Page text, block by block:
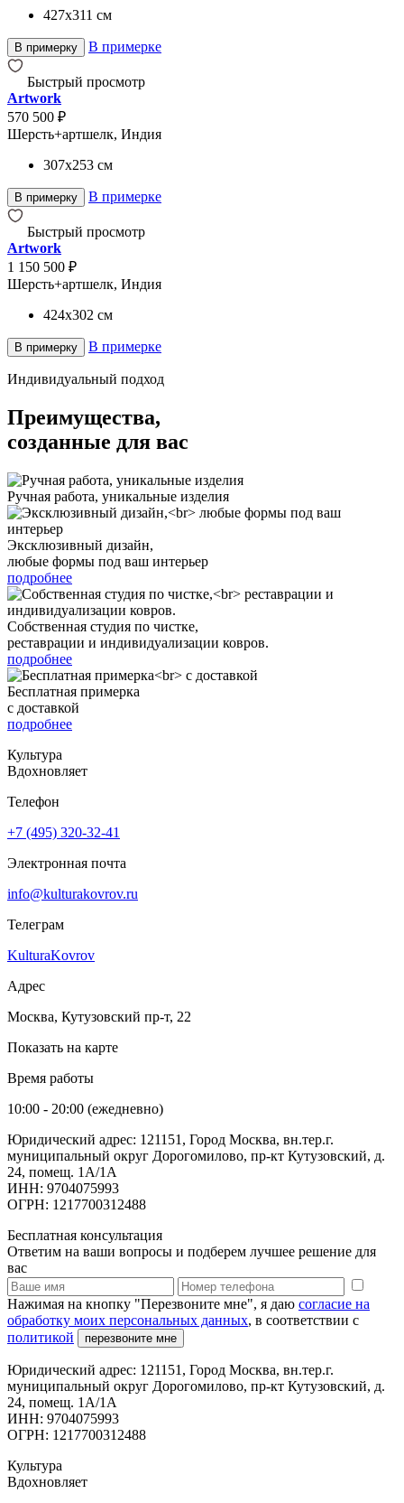
427x311 см
В примерку В примерке
Быстрый просмотр
Artwork
570 500 ₽
Шерсть+артшелк, Индия
307x253 см
В примерку В примерке
Быстрый просмотр
Artwork
1 150 500 ₽
Шерсть+артшелк, Индия
424x302 см
В примерку В примерке
Индивидуальный подход
Преимущества,
созданные для вас
Ручная работа, уникальные изделия
Эксклюзивный дизайн,
любые формы под ваш интерьер
подробнее
Собственная студия по чистке,
реставрации и индивидуализации ковров.
подробнее
Бесплатная примерка
с доставкой
подробнее
Культура
Вдохновляет
Телефон
+7 (495) 320-32-41
Электронная почта
info@kulturakovrov.ru
Телеграм
KulturaKovrov
Адрес
Москва, Кутузовский пр-т, 22
Показать на карте
Время работы
10:00 - 20:00 (ежедневно)
Юридический адрес: 121151, Город Москва, вн.тер.г.
муниципальный округ Дорогомилово, пр-кт Кутузовский, д.
24, помещ. 1А/1А
ИНН: 9704075993
ОГРН: 1217700312488
Бесплатная консультация
Ответим на ваши вопросы и подберем лучшее решение для
вас
Нажимая на кнопку "Перезвоните мне", я даю согласие на
обработку моих персональных данных, в соответствии с
политикой
перезвоните мне
Юридический адрес: 121151, Город Москва, вн.тер.г.
муниципальный округ Дорогомилово, пр-кт Кутузовский, д.
24, помещ. 1А/1А
ИНН: 9704075993
ОГРН: 1217700312488
Культура
Вдохновляет